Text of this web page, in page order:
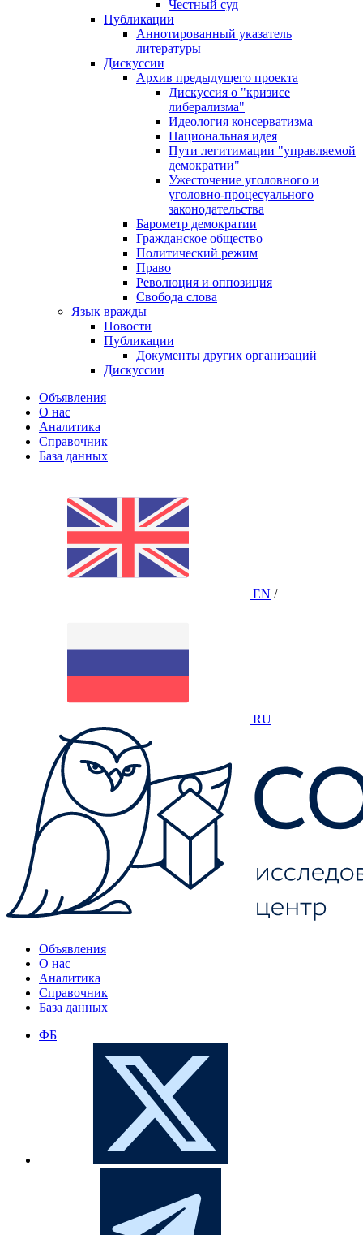
Честный суд
Публикации
Аннотированный указатель
литературы
Дискуссии
Архив предыдущего проекта
Дискуссия о "кризисе
либерализма"
Идеология консерватизма
Национальная идея
Пути легитимации "управляемой
демократии"
Ужесточение уголовного и
уголовно-процесуального
законодательства
Барометр демократии
Гражданское общество
Политический режим
Право
Революция и оппозиция
Свобода слова
Язык вражды
Новости
Публикации
Документы других организаций
Дискуссии
Объявления
О нас
Аналитика
Справочник
База данных
EN /
RU
Объявления
О нас
Аналитика
Справочник
База данных
ФБ